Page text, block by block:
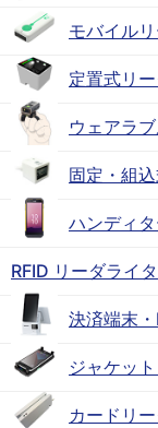
モバイル
定置式リ
ウェアラ
固定・組
ハンディ
RFID リーダライタ
決済端末
ジャケッ
カードリ